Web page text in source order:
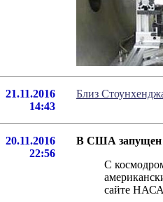
21.11.2016
14:43
Близ
20.11.2016
22:56
В США запущен
С
сайте